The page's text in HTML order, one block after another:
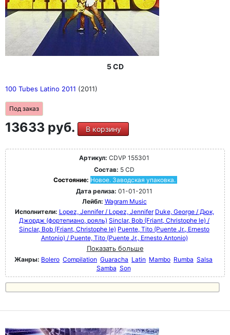
5 CD
100 Tubes Latino 2011 (2011)
Под заказ
13633 руб. В корзину
Артикул: CDVP 155301
Состав: 5 CD
Состояние: Новое. Заводская упаковка.
Дата релиза: 01-01-2011
Лейбл: Wagram Music
Исполнители: Lopez, Jennifer / Lopez, Jennifer Duke, George / Дюк,
Джордж (фортепиано, рояль) Sinclar, Bob (Friant, Christophe le) /
Sinclar, Bob (Friant, Christophe le) Puente, Tito (Puente Jr., Ernesto
Antonio) / Puente, Tito (Puente Jr., Ernesto Antonio)
Показать больше
Жанры: Bolero Compilation Guaracha Latin Mambo Rumba Salsa
Samba Son